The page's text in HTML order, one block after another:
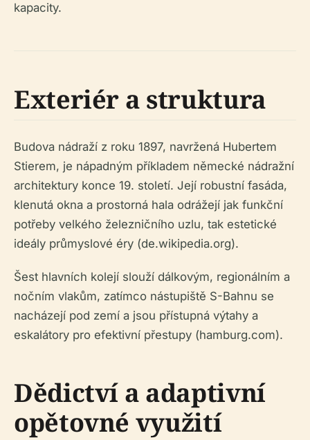
kapacity.
Exteriér a struktura
Budova nádraží z roku 1897, navržená Hubertem
Stierem, je nápadným příkladem německé nádražní
architektury konce 19. století. Její robustní fasáda,
klenutá okna a prostorná hala odrážejí jak funkční
potřeby velkého železničního uzlu, tak estetické
ideály průmyslové éry (de.wikipedia.org).
Šest hlavních kolejí slouží dálkovým, regionálním a
nočním vlakům, zatímco nástupiště S-Bahnu se
nacházejí pod zemí a jsou přístupná výtahy a
eskalátory pro efektivní přestupy (hamburg.com).
Dědictví a adaptivní
opětovné využití